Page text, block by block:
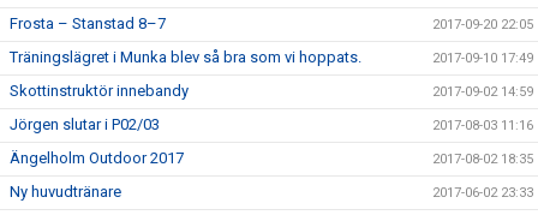
Frosta – Stanstad 8–7 2017-09-20 22:05
Träningslägret i Munka blev så bra som vi hoppats. 2017-09-10 17:49
Skottinstruktör innebandy 2017-09-02 14:59
Jörgen slutar i P02/03 2017-08-03 11:16
Ängelholm Outdoor 2017 2017-08-02 18:35
Ny huvudtränare 2017-06-02 23:33